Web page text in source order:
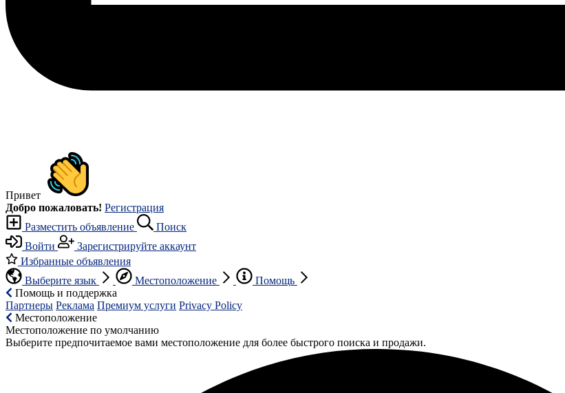
Привет
Добро пожаловать! Регистрация
Разместить объявление
Поиск
Войти
Зарегистрируйте аккаунт
Избранные объявления
Выберите язык
Местоположение
Помощь
Помощь и поддержка
Партнеры Реклама Премиум услуги Privacy Policy
Местоположение
Местоположение по умолчанию
Выберите предпочитаемое вами местоположение для более быстрого поиска и продажи.